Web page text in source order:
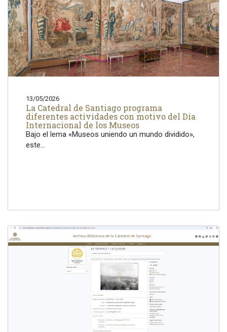
13/05/2026
La Catedral de Santiago programa
diferentes actividades con motivo del Día
Internacional de los Museos
Bajo el lema «Museos uniendo un mundo dividido»,
este...